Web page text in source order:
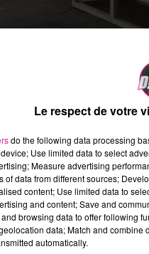
proche de son
Ainsi la
.
«Le
de 18 ans
Un jour, en ville,
Une sorcière,
Le respect de votre
do the following data processing
Use limited data to select
Measure advertising
of data from different sources;
content; Use limited data to
and content; Save and
browsing data to offer following
data; Match and
automatically.